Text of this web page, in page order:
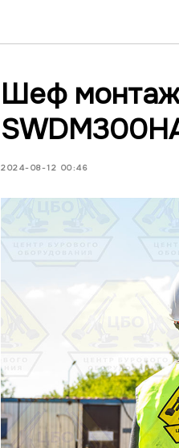
Шеф монтаж
2024-08-12 00:46